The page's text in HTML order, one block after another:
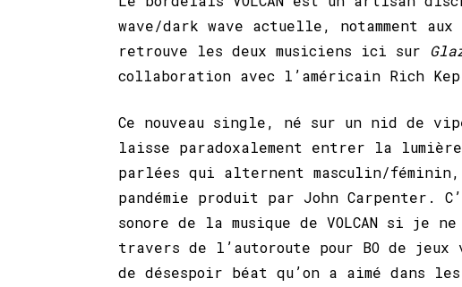
wave/dark wave actuelle, notamment aux
retrouve les deux musiciens ici sur
collaboration avec l’américain Rich
Ce nouveau single, né sur un nid de
laisse paradoxalement entrer la
parlées qui alternent masculin/
pandémie produit par John Carpenter.
sonore de la musique de VOLCAN si je
travers de l’autoroute pour BO de jeux
de désespoir béat qu’on a aimé dans